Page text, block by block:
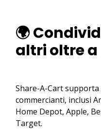
🌍
altri oltre a
Share-A-Cart
commercianti, inclusi
Home Depot, Apple,
Target.